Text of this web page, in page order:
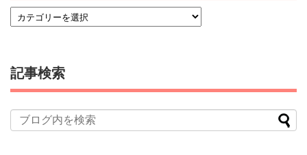
記事検索